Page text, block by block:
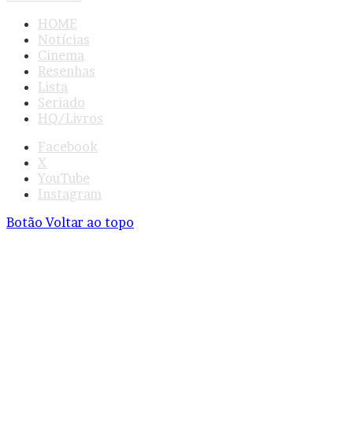
HOME
Notícias
Cinema
Resenhas
Lista
Seriado
HQ/Livros
Facebook
X
YouTube
Instagram
Botão Voltar ao topo